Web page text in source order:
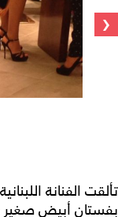
‹
تألقت الفنانة